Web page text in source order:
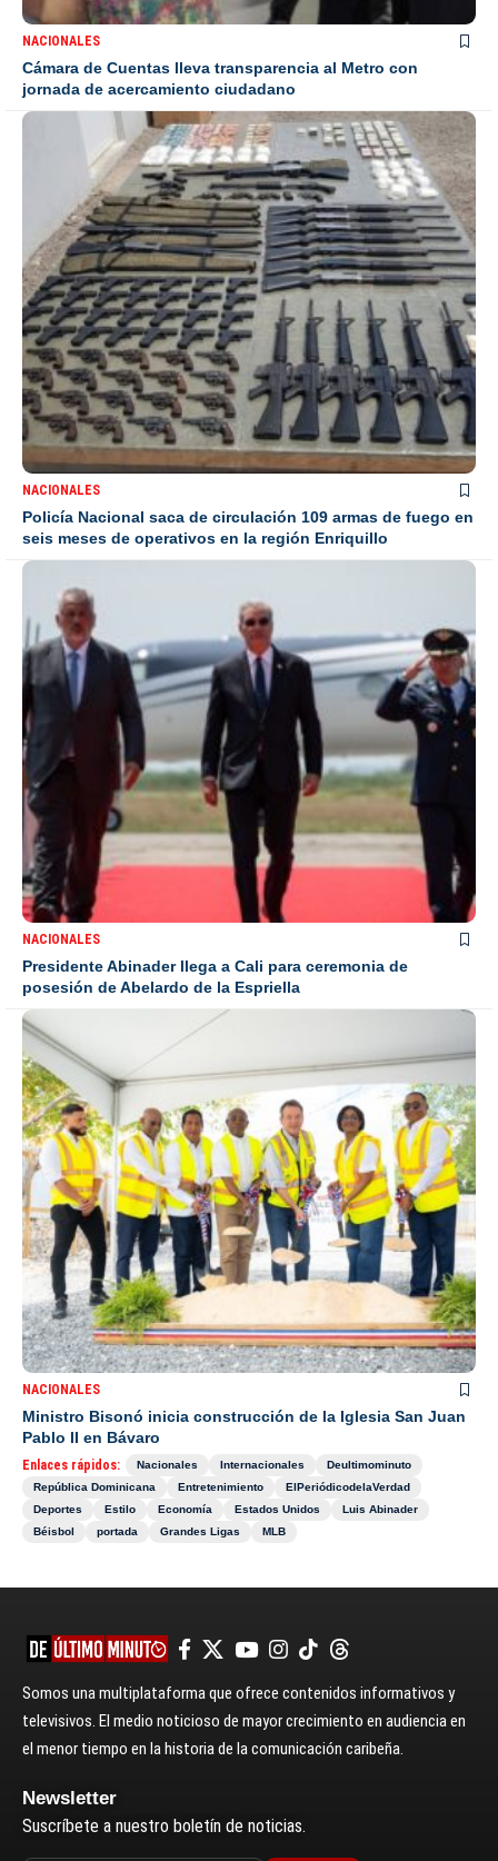
NACIONALES
Cámara de Cuentas lleva transparencia al Metro con
jornada de acercamiento ciudadano
NACIONALES
Policía Nacional saca de circulación 109 armas de fuego en
seis meses de operativos en la región Enriquillo
NACIONALES
Presidente Abinader llega a Cali para ceremonia de
posesión de Abelardo de la Espriella
NACIONALES
Ministro Bisonó inicia construcción de la Iglesia San Juan
Pablo II en Bávaro
Enlaces rápidos: Nacionales Internacionales
Deultimominuto
República Dominicana
Entretenimiento
ElPeriódicodelaVerdad
Deportes
Estilo Economía Estados Unidos
Luis Abinader
Béisbol
portada Grandes Ligas MLB
Somos una multiplataforma que ofrece contenidos informativos y
televisivos. El medio noticioso de mayor crecimiento en audiencia en
el menor tiempo en la historia de la comunicación caribeña.
Newsletter
Suscríbete a nuestro boletín de noticias.